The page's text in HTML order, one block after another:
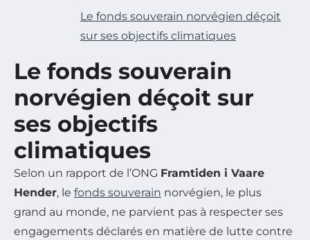
Le fonds souverain norvégien déçoit
sur ses objectifs climatiques
Le fonds souverain
norvégien déçoit sur
ses objectifs
climatiques
Selon un rapport de l’ONG Framtiden i Vaare
Hender, le fonds souverain norvégien, le plus
grand au monde, ne parvient pas à respecter ses
engagements déclarés en matière de lutte contre